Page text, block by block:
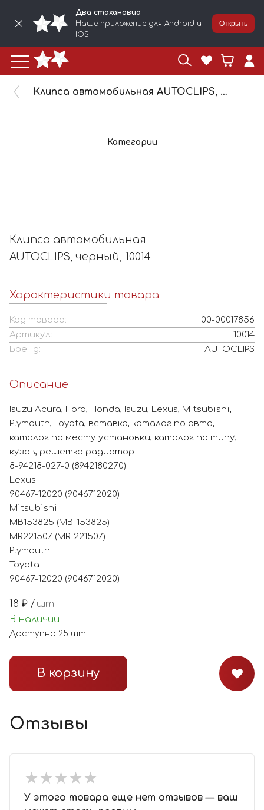
Два стахановца
Наше приложение для Android и
IOS
Открыть
Клипса автомобильная AUTOCLIPS, черный, 10014
Категории
Клипса автомобильная
AUTOCLIPS, черный, 10014
Характеристики товара
Код товара:
00-00017856
Артикул:
10014
Бренд:
AUTOCLIPS
Описание
Isuzu Acura, Ford, Honda, Isuzu, Lexus, Mitsubishi,
Plymouth, Toyota, вставка, каталог по авто,
каталог по месту установки, каталог по типу,
кузов, решетка радиатор
8-94218-027-0 (8942180270)
Lexus
90467-12020 (9046712020)
Mitsubishi
MB153825 (MB-153825)
MR221507 (MR-221507)
Plymouth
Toyota
90467-12020 (9046712020)
18 ₽ / шт
В наличии
Доступно 25 шт
В корзину
Отзывы
★★★★★
★★★★★
У этого товара еще нет отзывов — ваш